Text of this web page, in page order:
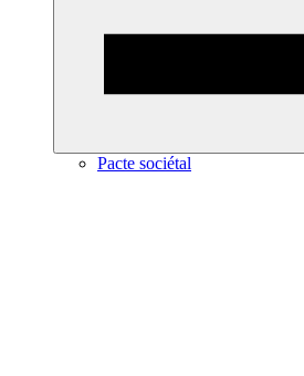
Pacte sociétal